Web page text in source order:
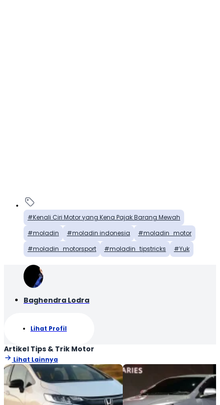
Kenali Ciri Motor yang Kena Pajak Barang Mewah
moladin
moladin indonesia
moladin_motor
moladin_motorsport
moladin_tipstricks Yuk
Baghendra Lodra
Lihat Profil
Artikel Tips & Trik Motor
Lihat Lainnya